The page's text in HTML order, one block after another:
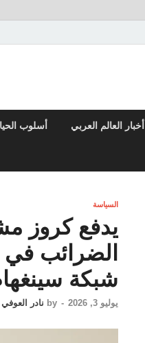
أخبار العالم العربي أسلوب
السياسة
يدفع كروز
الضرائب
شبكة
يوليو 3, 2026 -
by نادر العوفي